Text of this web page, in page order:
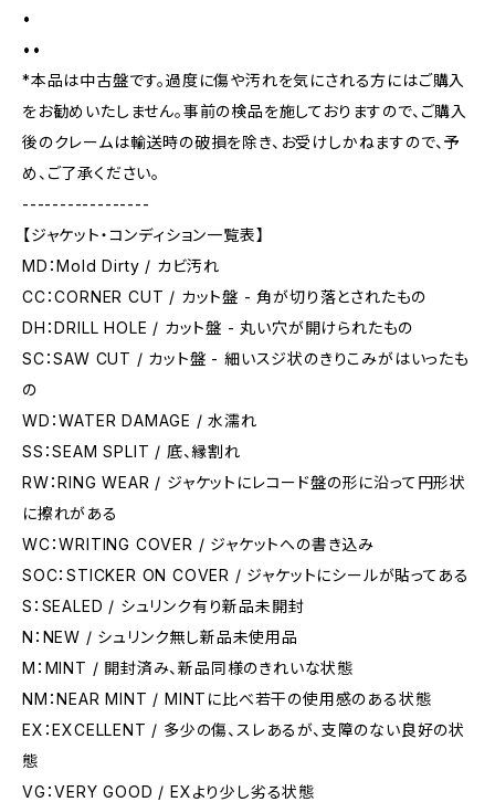
•
••
*本品は中古盤です。過度に傷や汚れを気にされる方にはご購入
をお勧めいたしません。事前の検品を施しておりますので、ご購入
後のクレームは輸送時の破損を除き、お受けしかねますので、予
め、ご了承ください。
-----------------
【ジャケット・コンディション一覧表】
MD：Mold Dirty / カビ汚れ
CC：CORNER CUT / カット盤 - 角が切り落とされたもの
DH：DRILL HOLE / カット盤 - 丸い穴が開けられたもの
SC：SAW CUT / カット盤 - 細いスジ状のきりこみがはいったも
の
WD：WATER DAMAGE / 水濡れ
SS：SEAM SPLIT / 底、縁割れ
RW：RING WEAR / ジャケットにレコード盤の形に沿って円形状
に擦れがある
WC：WRITING COVER / ジャケットへの書き込み
SOC：STICKER ON COVER / ジャケットにシールが貼ってある
S：SEALED / シュリンク有り新品未開封
N：NEW / シュリンク無し新品未使用品
M：MINT / 開封済み、新品同様のきれいな状態
NM：NEAR MINT / MINTに比べ若干の使用感のある状態
EX：EXCELLENT / 多少の傷、スレあるが、支障のない良好の状
態
VG：VERY GOOD / EXより少し劣る状態